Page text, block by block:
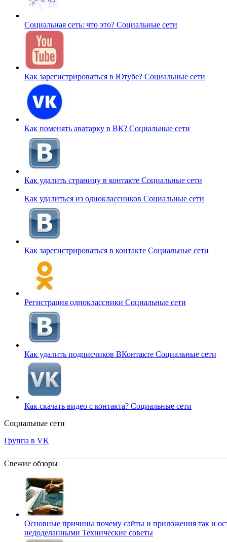
Социальная сеть: что это? Социальные сети
Как зарегистрироваться в Ютубе? Социальные сети
Как поменять аватарку в ВК? Социальные сети
Как удалить страницу в контакте Социальные сети
Как удалиться из одноклассников Социальные сети
Как зарегистрироваться в контакте Социальные сети
Регистрация одноклассники Социальные сети
Как удалить подписчиков ВКонтакте Социальные сети
Как скачать видео с контакта? Социальные сети
Социальные сети
Группа в VK
Свежие обзоры
Основные причины почему сайты и приложения так и
недоделанными Технические советы